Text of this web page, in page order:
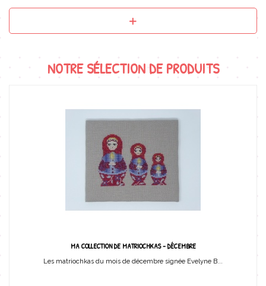
Dans un style ethnique, leurs costumes se déclinent selon les
mois de l'année. Partez à la découverte de leurs différentes
NOTRE SÉLECTION DE PRODUITS
MA COLLECTION DE MATRIOCHKAS - DÉCEMBRE
Les matriochkas du mois de décembre signée Evelyne B...